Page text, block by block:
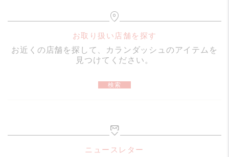
ペン先太さ1.4mm
クルプラスチック（Tide Ocean）を使用。
カードボードボックス
法的基準
お取り扱い店舗を探す
お近くの店舗を探して、カランダッシュのアイテムを
見つけてください。
検索
ニュースレター